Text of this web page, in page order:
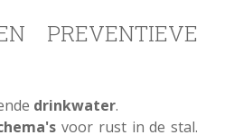
PREVENTIEVE
drinkwater.
voor rust in de stal.